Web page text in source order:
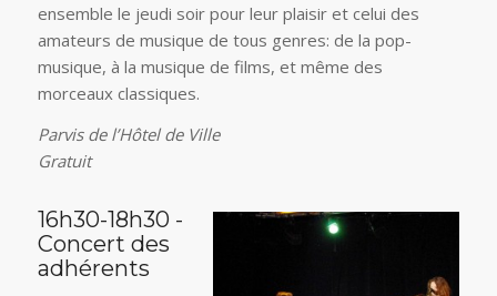
ensemble le jeudi soir pour leur plaisir et celui des
amateurs de musique de tous genres: de la pop-
musique, à la musique de films, et même des
morceaux classiques.
Parvis de l’Hôtel de Ville
Gratuit
16h30-18h30 -
Concert des
adhérents